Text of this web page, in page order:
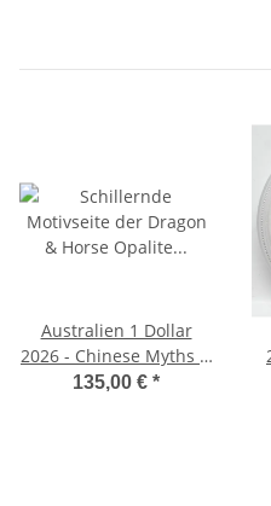
Australien 1 Dollar
2026 - Chinese Myths &
Legends - Dragon &
135,00 € *